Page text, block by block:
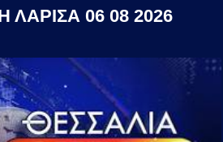
ΛΑΡΙΣΑ 06 08 2026